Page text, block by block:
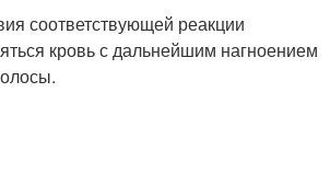
соответствующей реакции
кровь с дальнейшим нагноением